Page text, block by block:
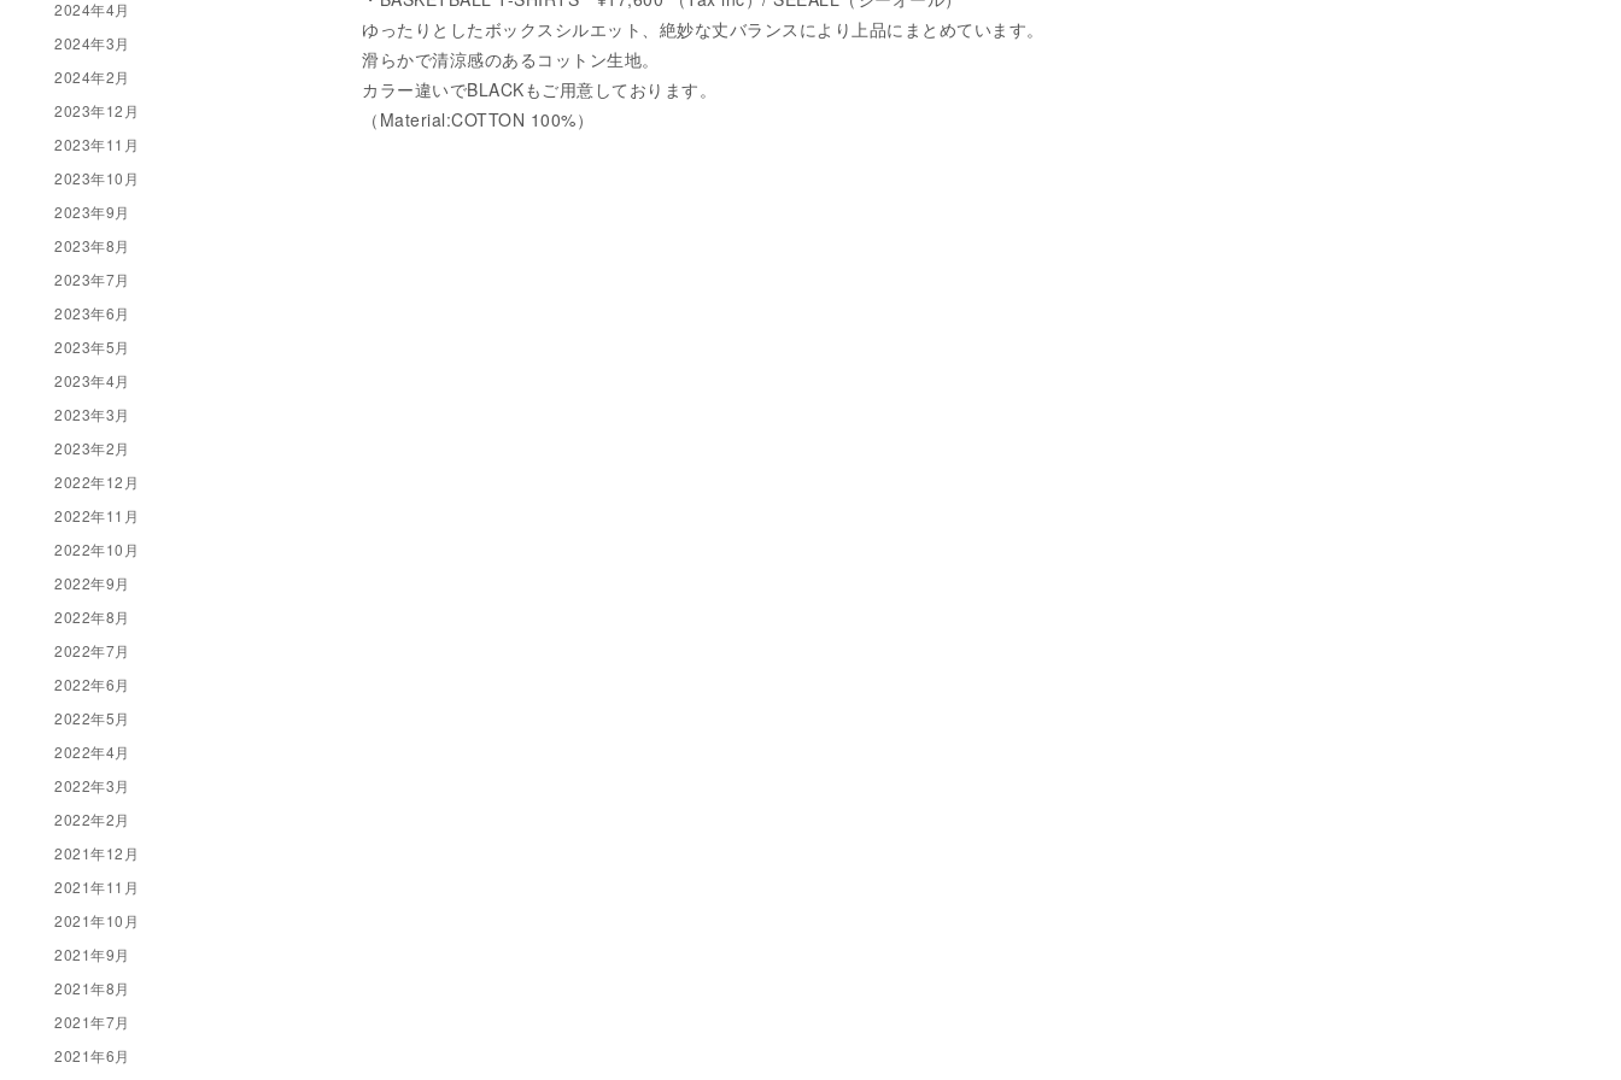
ゆったりとしたボックスシルエット、絶妙な丈バランスにより上品にまとめています。
滑らかで清涼感のあるコットン生地。
カラー違いでBLACKもご用意しております。
（Material:COTTON 100%）
2024年4月
2024年3月
2024年2月
2023年12月
2023年11月
2023年10月
2023年9月
2023年8月
2023年7月
2023年6月
2023年5月
2023年4月
2023年3月
2023年2月
2022年12月
2022年11月
2022年10月
2022年9月
2022年8月
2022年7月
2022年6月
2022年5月
2022年4月
2022年3月
2022年2月
2021年12月
2021年11月
2021年10月
2021年9月
2021年8月
2021年7月
2021年6月